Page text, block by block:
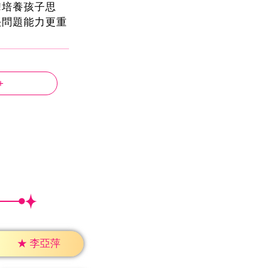
養孩子思
題能力更重
★ 李亞萍